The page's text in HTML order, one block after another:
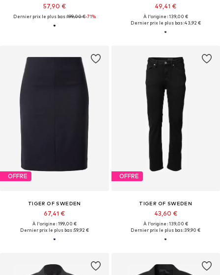
57,90 €
Dernier prix le plus bas :199,00 €-71%
49,41 €
À l'origine : 139,00 €
Dernier prix le plus bas :43,92 €
OFFRE
TIGER OF SWEDEN
67,41 €
À l'origine : 199,00 €
Dernier prix le plus bas :59,92 €
OFFRE
TIGER OF SWEDEN
43,60 €
À l'origine : 139,00 €
Dernier prix le plus bas :39,90 €